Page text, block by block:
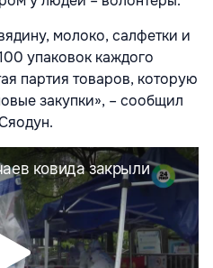
молоко, салфетки и
упаковок каждого
партия товаров, которую
закупки», – сообщил